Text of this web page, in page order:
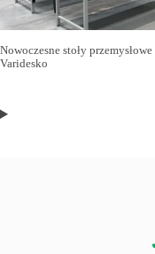
Nowoczesne stoły
Varidesko